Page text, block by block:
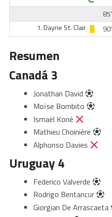
85'
1.Dayne St. Clair 90'
Resumen
Canadá 3
Jonathan David
Moïse Bombito
Ismaël Koné
Mathieu Choinière
Alphonso Davies
Uruguay 4
Federico Valverde
Rodrigo Bentancur
Giorgian De Arrascaeta